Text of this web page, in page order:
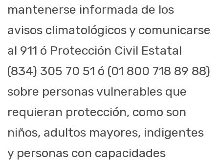
mantenerse informada de los
avisos climatológicos y comunicarse
al 911 ó Protección Civil Estatal
(834) 305 70 51 ó (01 800 718 89 88)
sobre personas vulnerables que
requieran protección, como son
niños, adultos mayores, indigentes
y personas con capacidades